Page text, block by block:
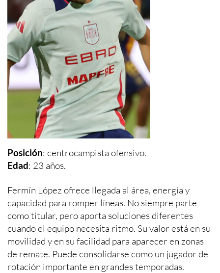
Posición: centrocampista ofensivo.
Edad: 23 años.
Fermín López ofrece llegada al área, energía y
capacidad para romper líneas. No siempre parte
como titular, pero aporta soluciones diferentes
cuando el equipo necesita ritmo. Su valor está en su
movilidad y en su facilidad para aparecer en zonas
de remate. Puede consolidarse como un jugador de
rotación importante en grandes temporadas.